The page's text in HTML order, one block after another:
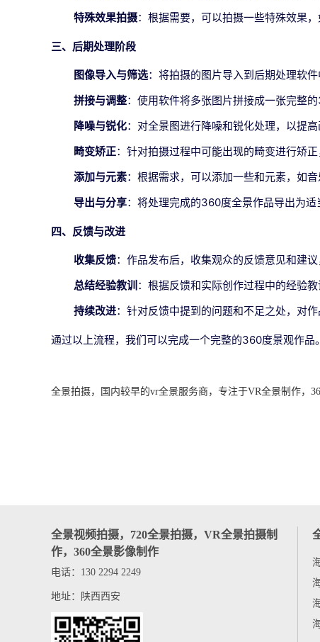
特殊效果拍摄：根据需要，可以拍摄一些特殊效果
三、后期处理阶段
图像导入与筛选：将拍摄的图片导入到后期处理软
拼接与调整：使用软件将多张图片拼接成一张完整
降噪与锐化：对全景图进行降噪和锐化处理，以提高
畸变矫正：针对拍摄过程中可能出现的畸变进行矫正
添加与元素：根据需求，可以添加一些和元素，如
导出与分享：将处理完成的360度全景作品导出为
四、反馈与改进
收集反馈：作品发布后，收集观众的反馈意见和建
总结经验教训 ：根据反馈和实际创作过程中的经验
持续改进：针对反馈中提到的问题和不足之处，对作
通过以上流程，我们可以完成一个完整的360度景观作品
全景拍摄，国内较早的vr全景服务商，专注于VR全景制作，
全景视频拍摄，720全景拍摄，VR全景拍摄制
作，360全景影像制作
电话：130 2294 2249
地址：陕西西安